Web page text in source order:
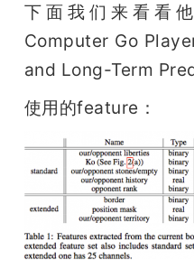
下面我们来看看
Computer Go
and Long-Term
使用的feature：